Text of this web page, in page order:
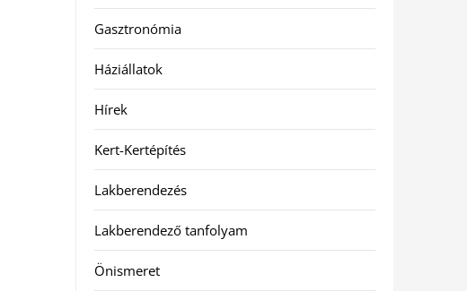
Gasztronómia
Háziállatok
Hírek
Kert-Kertépítés
Lakberendezés
Lakberendező tanfolyam
Önismeret